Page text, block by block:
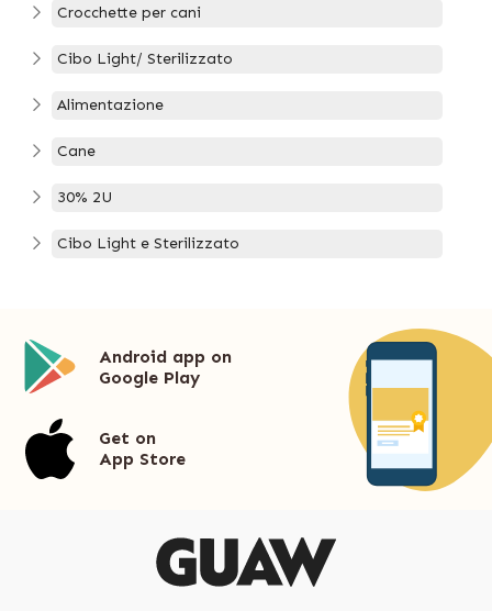
Crocchette per cani
Cibo Light/ Sterilizzato
Alimentazione
Cane
30% 2U
Cibo Light e Sterilizzato
Android app on
Google Play
Get on
App Store